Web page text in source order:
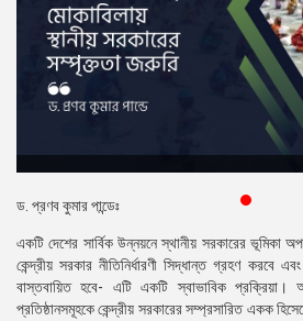
মতামত
উন্নয়নের
বাংলাদেশ
প্রেস
রিলিজ
প্রকাশনা
গ্যালারি
ড. প্রণব কুমার পান্ডেঃ
একটি দেশের সার্বিক উন্নয়নে স্থানীয় সরকারের ভূমিকা
কেন্দ্রীয় সরকার নীতিনির্ধারণী সিদ্ধান্ত গ্রহণ করবে
বাস্তবায়িত হবে- এটি একটি স্বাভাবিক
প্রতিষ্ঠানসমূহকে কেন্দ্রীয় সরকারের সম্প্রসারিত একক